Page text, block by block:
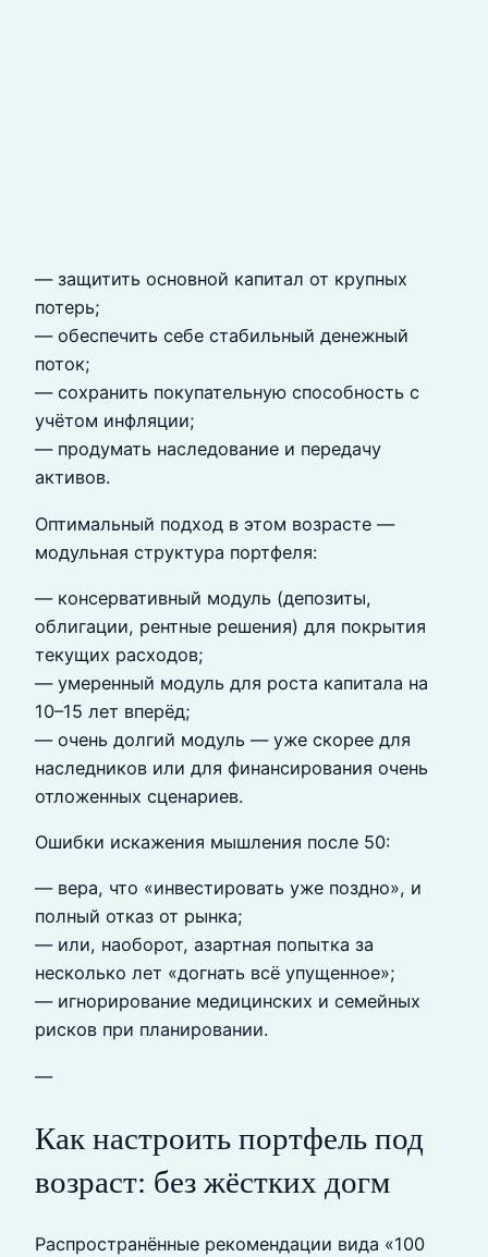
— защитить основной капитал от крупных
потерь;
— обеспечить себе стабильный денежный
поток;
— сохранить покупательную способность с
учётом инфляции;
— продумать наследование и передачу
активов.
Оптимальный подход в этом возрасте —
модульная структура портфеля:
— консервативный модуль (депозиты,
облигации, рентные решения) для покрытия
текущих расходов;
— умеренный модуль для роста капитала на
10–15 лет вперёд;
— очень долгий модуль — уже скорее для
наследников или для финансирования очень
отложенных сценариев.
Ошибки искажения мышления после 50:
— вера, что «инвестировать уже поздно», и
полный отказ от рынка;
— или, наоборот, азартная попытка за
несколько лет «догнать всё упущенное»;
— игнорирование медицинских и семейных
рисков при планировании.
—
Как настроить портфель под
возраст: без жёстких догм
Распространённые рекомендации вида «100